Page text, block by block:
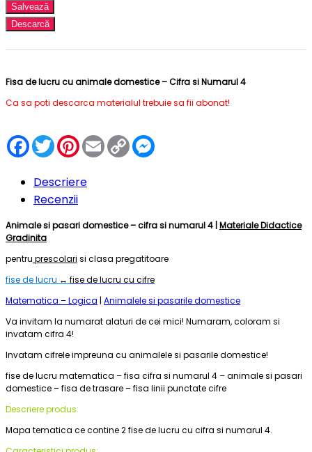
Salvează
Descarcă
Fisa de lucru cu animale domestice – Cifra si Numarul 4
Ca sa poti descarca materialul trebuie sa fii abonat!
Facebook
TwitterPinterest
EmailCopy
Link
Descriere
Recenzii
Animale si pasari domestice – cifra si numarul 4 | Materiale Didactice
Gradinita
pentru prescolari si clasa pregatitoare
fise de lucru ↔ fise de lucru cu cifre
Matematica – Logica | Animalele si pasarile domestice
Va invitam la numarat alaturi de cei mici! Numaram, coloram si
invatam cifra 4!
Invatam cifrele impreuna cu animalele si pasarile domestice!
fise de lucru matematica – fisa cifra si numarul 4 – animale si pasari
domestice – fisa de trasare – fisa linii punctate cifre
Descriere produs:
Mapa tematica ce contine 2 fise de lucru cu cifra si numarul 4.